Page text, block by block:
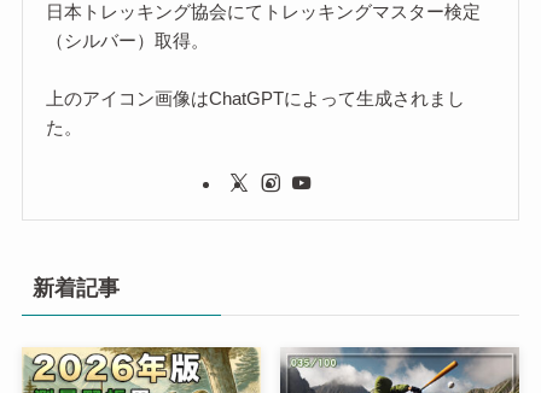
日本トレッキング協会にてトレッキングマスター検定
（シルバー）取得。
上のアイコン画像はChatGPTによって生成されまし
た。
新着記事